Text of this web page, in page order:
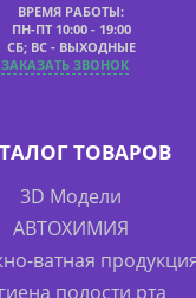
ВРЕМЯ РАБОТЫ:
ПН-ПТ 10:00 - 19:00
СБ; ВС - ВЫХОДНЫЕ
ЗАКАЗАТЬ ЗВОНОК
ТОВАРОВ
3D Модели
АВТОХИМИЯ
ватная
полости рта